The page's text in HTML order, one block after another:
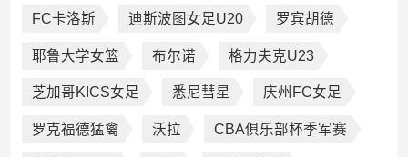
FC卡洛斯 迪斯波图女足U20 罗宾胡德
耶鲁大学女篮 布尔诺 格力夫克U23
芝加哥KICS女足 悉尼彗星 庆州FC女足
罗克福德猛禽 沃拉 CBA俱乐部杯季军赛